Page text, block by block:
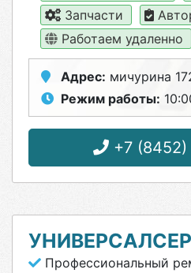
Запчасти
Работаем удаленно
Адрес: мичурина
Режим работы:
+7 (8452)
Профессиональный